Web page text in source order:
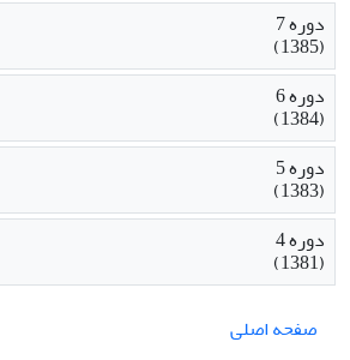
دوره 7
(1385)
دوره 6
(1384)
دوره 5
(1383)
دوره 4
(1381)
صفحه اصلی